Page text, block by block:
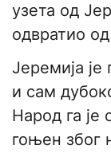
узета од
одвратио
Јеремија
и сам
Народ га је
гоњен због